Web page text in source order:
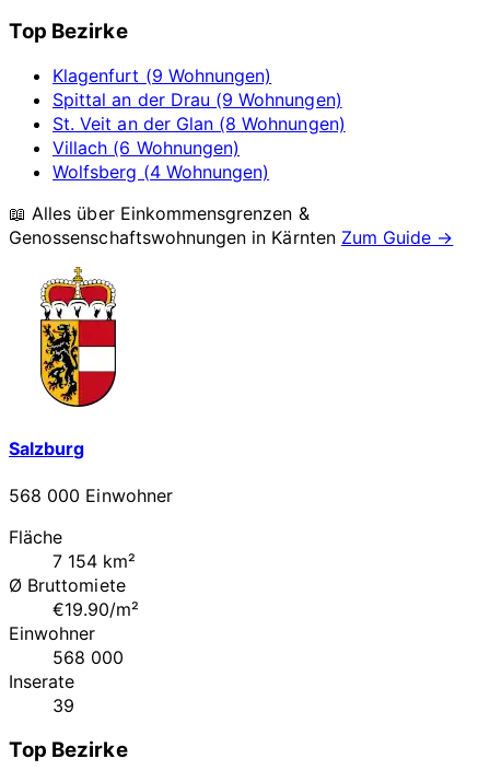
Top Bezirke
Klagenfurt (9 Wohnungen)
Spittal an der Drau (9 Wohnungen)
St. Veit an der Glan (8 Wohnungen)
Villach (6 Wohnungen)
Wolfsberg (4 Wohnungen)
📖 Alles über Einkommensgrenzen &
Genossenschaftswohnungen in Kärnten Zum Guide →
Salzburg
568 000 Einwohner
Fläche
7 154 km²
Ø Bruttomiete
€19.90/m²
Einwohner
568 000
Inserate
39
Top Bezirke